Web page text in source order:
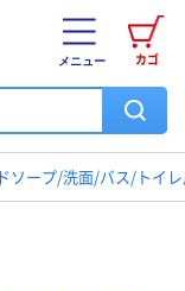
カゴ
メニュー
ソープ/洗面/バス/トイ